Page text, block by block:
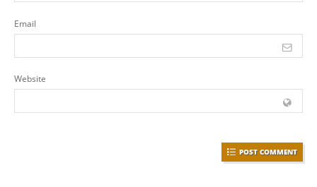
Email
Website